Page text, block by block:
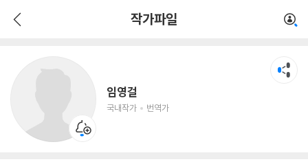
작가파일
임영걸
국내작가 번역가